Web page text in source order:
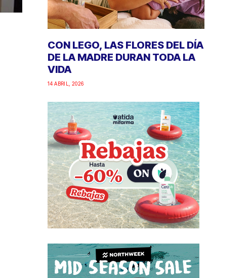
CON LEGO, LAS FLORES DEL DÍA
DE LA MADRE DURAN TODA LA
VIDA
14 ABRIL, 2026